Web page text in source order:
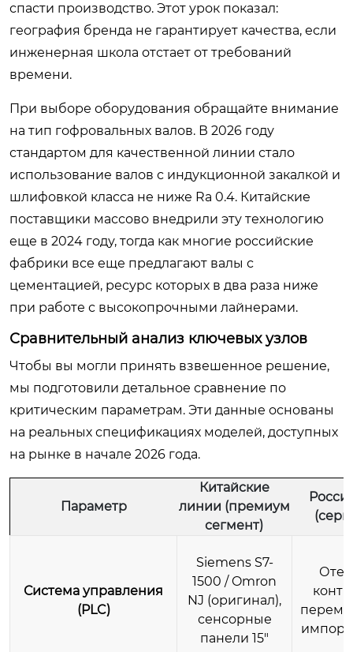
спасти производство. Этот урок показал:
география бренда не гарантирует качества, если
инженерная школа отстает от требований
времени.
При выборе оборудования обращайте внимание
на тип гофровальных валов. В 2026 году
стандартом для качественной линии стало
использование валов с индукционной закалкой и
шлифовкой класса не ниже Ra 0.4. Китайские
поставщики массово внедрили эту технологию
еще в 2024 году, тогда как многие российские
фабрики все еще предлагают валы с
цементацией, ресурс которых в два раза ниже
при работе с высокопрочными лайнерами.
Сравнительный анализ ключевых узлов
Чтобы вы могли принять взвешенное решение,
мы подготовили детальное сравнение по
критическим параметрам. Эти данные основаны
на реальных спецификациях моделей, доступных
на рынке в начале 2026 года.
Параметр
Китайские
линии (премиум
сегмент)
Система управления
(PLC)
Siemens S7-
1500 / Omron
NJ (оригинал),
сенсорные
панели 15″